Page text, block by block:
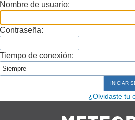
Nombre de usuario:
Contraseña:
Tiempo de conexión:
¿Olvidaste tu